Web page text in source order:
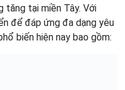
tăng tại miền Tây. Với
để đáp ứng đa dạng yêu
biến hiện nay bao gồm: